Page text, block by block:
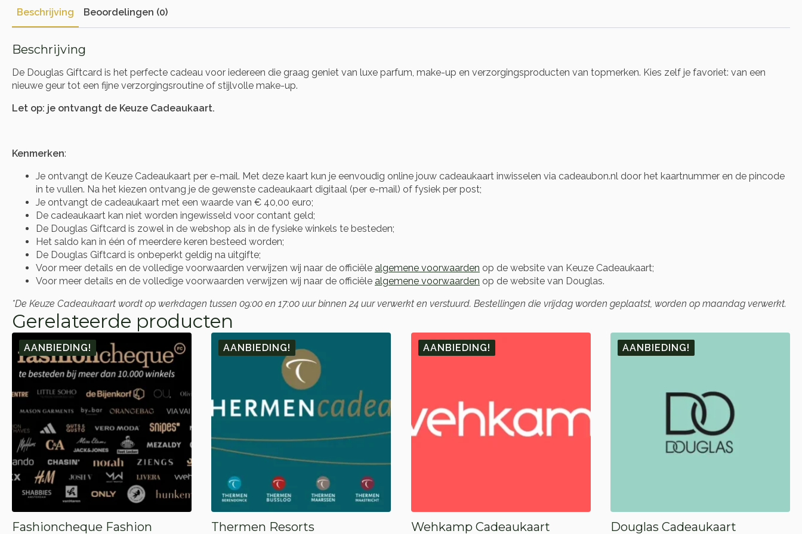
Beschrijving Beoordelingen (0)
Beschrijving
De Douglas Giftcard is het perfecte cadeau voor iedereen die graag geniet van luxe parfum, make-up en verzorgingsproducten van topmerken. Kies zelf je favoriet: van een
nieuwe geur tot een fijne verzorgingsroutine of stijlvolle make-up.
Let op: je ontvangt de Keuze Cadeaukaart.
Kenmerken:
Je ontvangt de Keuze Cadeaukaart per e-mail. Met deze kaart kun je eenvoudig online jouw cadeaukaart inwisselen via cadeaubon.nl door het kaartnummer en de pincode
in te vullen. Na het kiezen ontvang je de gewenste cadeaukaart digitaal (per e-mail) of fysiek per post;
Je ontvangt de cadeaukaart met een waarde van € 40,00 euro;
De cadeaukaart kan niet worden ingewisseld voor contant geld;
De Douglas Giftcard is zowel in de webshop als in de fysieke winkels te besteden;
Het saldo kan in één of meerdere keren besteed worden;
De Douglas Giftcard is onbeperkt geldig na uitgifte;
Voor meer details en de volledige voorwaarden verwijzen wij naar de officiële algemene voorwaarden op de website van Keuze Cadeaukaart;
Voor meer details en de volledige voorwaarden verwijzen wij naar de officiële algemene voorwaarden op de website van Douglas.
*De Keuze Cadeaukaart wordt op werkdagen tussen 09:00 en 17:00 uur binnen 24 uur verwerkt en verstuurd. Bestellingen die vrijdag worden geplaatst, worden op maandag verwerkt.
Gerelateerde producten
AANBIEDING!
Fashioncheque Fashion
AANBIEDING!
Thermen Resorts
AANBIEDING!
Wehkamp Cadeaukaart
AANBIEDING!
Douglas Cadeaukaart